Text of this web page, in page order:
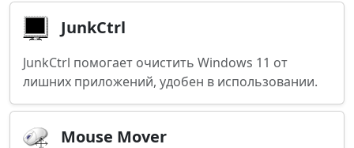
JunkCtrl
JunkCtrl помогает очистить Windows 11 от
лишних приложений, удобен в использовании.
Mouse Mover